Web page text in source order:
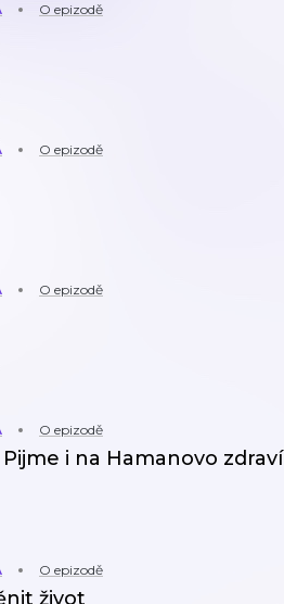
O epizodě
O epizodě
O epizodě
O epizodě
i na Hamanovo zdraví
O epizodě
život